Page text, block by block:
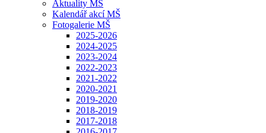
Aktuality MŠ
Kalendář akcí MŠ
Fotogalerie MŠ
2025-2026
2024-2025
2023-2024
2022-2023
2021-2022
2020-2021
2019-2020
2018-2019
2017-2018